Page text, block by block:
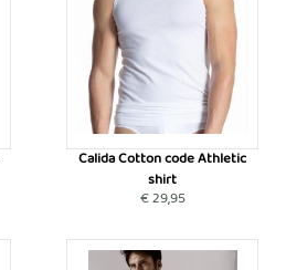
Calida Cotton code Athletic
shirt
€ 29,95